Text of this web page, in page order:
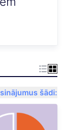
šādi: